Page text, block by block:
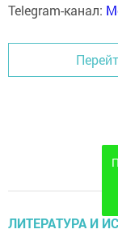
Telegram-канал:
ЛИТЕРАТУРА И